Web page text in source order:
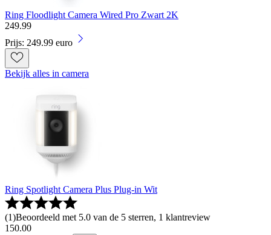
Ring Floodlight Camera Wired Pro Zwart 2K
249.99
Prijs: 249.99 euro
Bekijk alles in camera
Ring Spotlight Camera Plus Plug-in Wit
(1)Beoordeeld met 5.0 van de 5 sterren, 1 klantreview
150.00